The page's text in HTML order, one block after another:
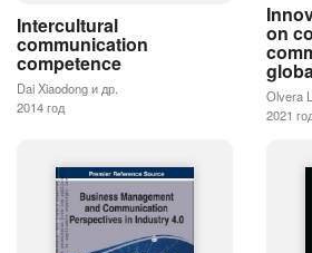
Intercultural
communication
competence
Dai Xiaodong и др.
2014 год
on
Olvera
2021